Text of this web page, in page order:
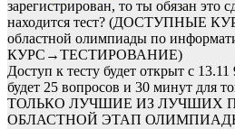
зарегистрирован, то ты обязан это
находится тест? (ДОСТУПНЫЕ
областной олимпиады по
КУРС→ТЕСТИРОВАНИЕ)
Доступ к тесту будет открыт с
будет 25 вопросов и 30 минут для
ТОЛЬКО ЛУЧШИЕ ИЗ ЛУЧШИХ
ОБЛАСТНОЙ ЭТАП